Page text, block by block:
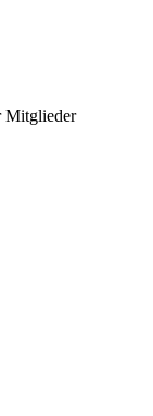
Mitglieder